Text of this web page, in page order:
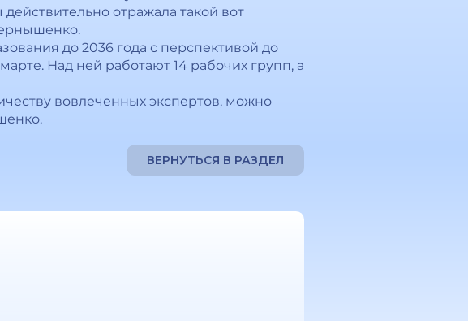
отражала такой вот
до 2036 года с перспективой до
Над ней работают 14 рабочих групп, а
вовлеченных экспертов, можно
ВЕРНУТЬСЯ В РАЗДЕЛ